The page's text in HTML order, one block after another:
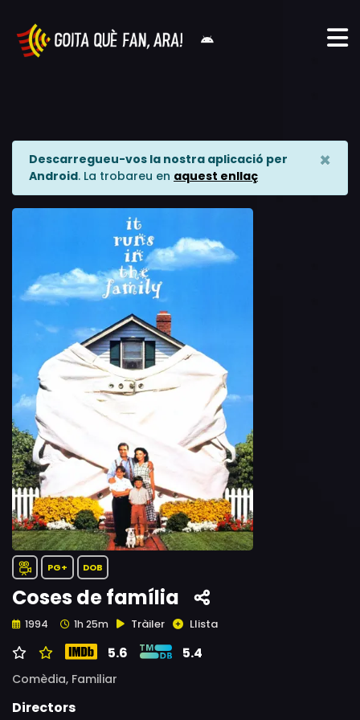
Descarregueu-vos la nostra aplicació per
Android. La trobareu en aquest enllaç
×
PG+ DOB
Coses de família
1994 1h 25m Tràiler Llista
5.6 5.4
Comèdia, Familiar
Directors